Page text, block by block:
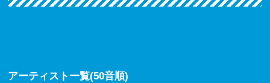
アーティスト一覧(50音順)